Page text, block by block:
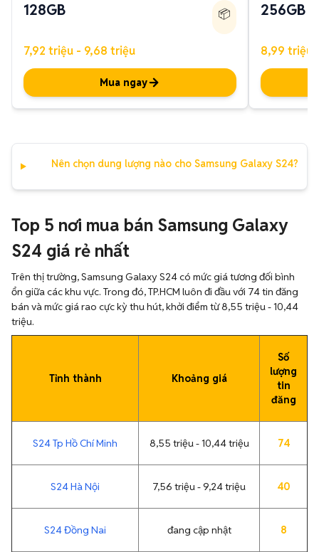
128GB 📦
7,92 triệu - 9,68 triệu
Mua ngay
256GB
8,99 triệu
Nên chọn dung lượng nào cho Samsung Galaxy S24?
Top 5 nơi mua bán Samsung Galaxy
S24 giá rẻ nhất
Trên thị trường, Samsung Galaxy S24 có mức giá tương đối bình
ổn giữa các khu vực. Trong đó, TP.HCM luôn đi đầu với 74 tin đăng
bán và mức giá rao cực kỳ thu hút, khởi điểm từ 8,55 triệu - 10,44
triệu.
Tỉnh thành Khoảng giá
Số
lượng
tin
đăng
S24 Tp Hồ Chí Minh 8,55 triệu - 10,44 triệu 74
S24 Hà Nội 7,56 triệu - 9,24 triệu 40
S24 Đồng Nai đang cập nhật 8